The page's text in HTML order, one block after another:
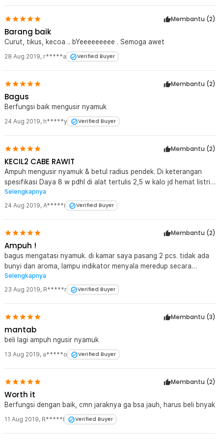
Membantu (2)
Barang baik
Curut, tikus, kecoa .. bYeeeeeeeee . Semoga awet
28 Aug 2019, r*****a Verified Buyer
Membantu (2)
Bagus
Berfungsi baik mengusir nyamuk
24 Aug 2019, h*****y Verified Buyer
Membantu (2)
KECIL2 CABE RAWIT
Ampuh mengusir nyamuk & betul radius pendek. Di keterangan
spesifikasi Daya 8 w pdhl di alat tertulis 2,5 w kalo jd hemat listrik,
harga murah, Thanks Jaknote
Selengkapnya
24 Aug 2019, A*****i Verified Buyer
Membantu (2)
Ampuh !
bagus mengatasi nyamuk. di kamar saya pasang 2 pcs. tidak ada
bunyi dan aroma, lampu indikator menyala meredup secara
otomatis. semoga barang awet.
Selengkapnya
23 Aug 2019, R*****r Verified Buyer
Membantu (3)
mantab
beli lagi ampuh ngusir nyamuk
13 Aug 2019, a*****o Verified Buyer
Membantu (2)
Worth it
Berfungsi dengan baik, cmn jaraknya ga bsa jauh, harus beli bnyak
11 Aug 2019, R*****I Verified Buyer